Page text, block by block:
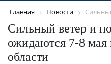
Главная Новости
Сильный ветер и
ожидаются 7-8 мая
области